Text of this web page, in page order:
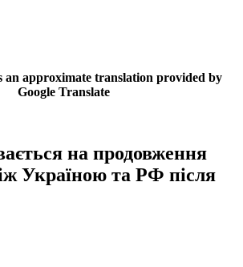
an approximate translation provided by
Google Translate
на продовження
Україною та РФ після